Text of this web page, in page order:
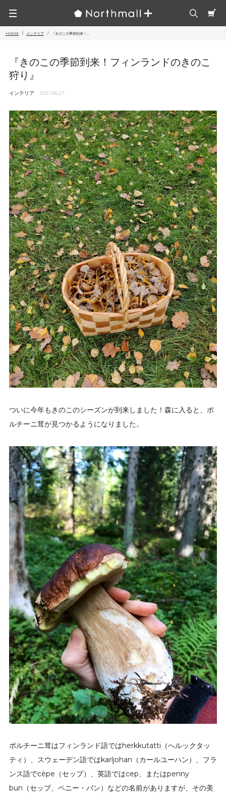
HOME インテリア 『きのこの季節到来！...
『きのこの季節到来！フィンランドのきのこ
狩り』
インテリア 2021.08.27
ついに今年もきのこのシーズンが到来しました！森に入ると、ポ
ルチーニ茸が見つかるようになりました。
ポルチーニ茸はフィンランド語ではherkkutatti（へルックタッ
ティ）、スウェーデン語ではkarljohan（カールユーハン）、フラ
ンス語でcèpe（セップ）、英語ではcep、またはpenny
bun（セップ、ペニー・バン）などの名前がありますが、その美